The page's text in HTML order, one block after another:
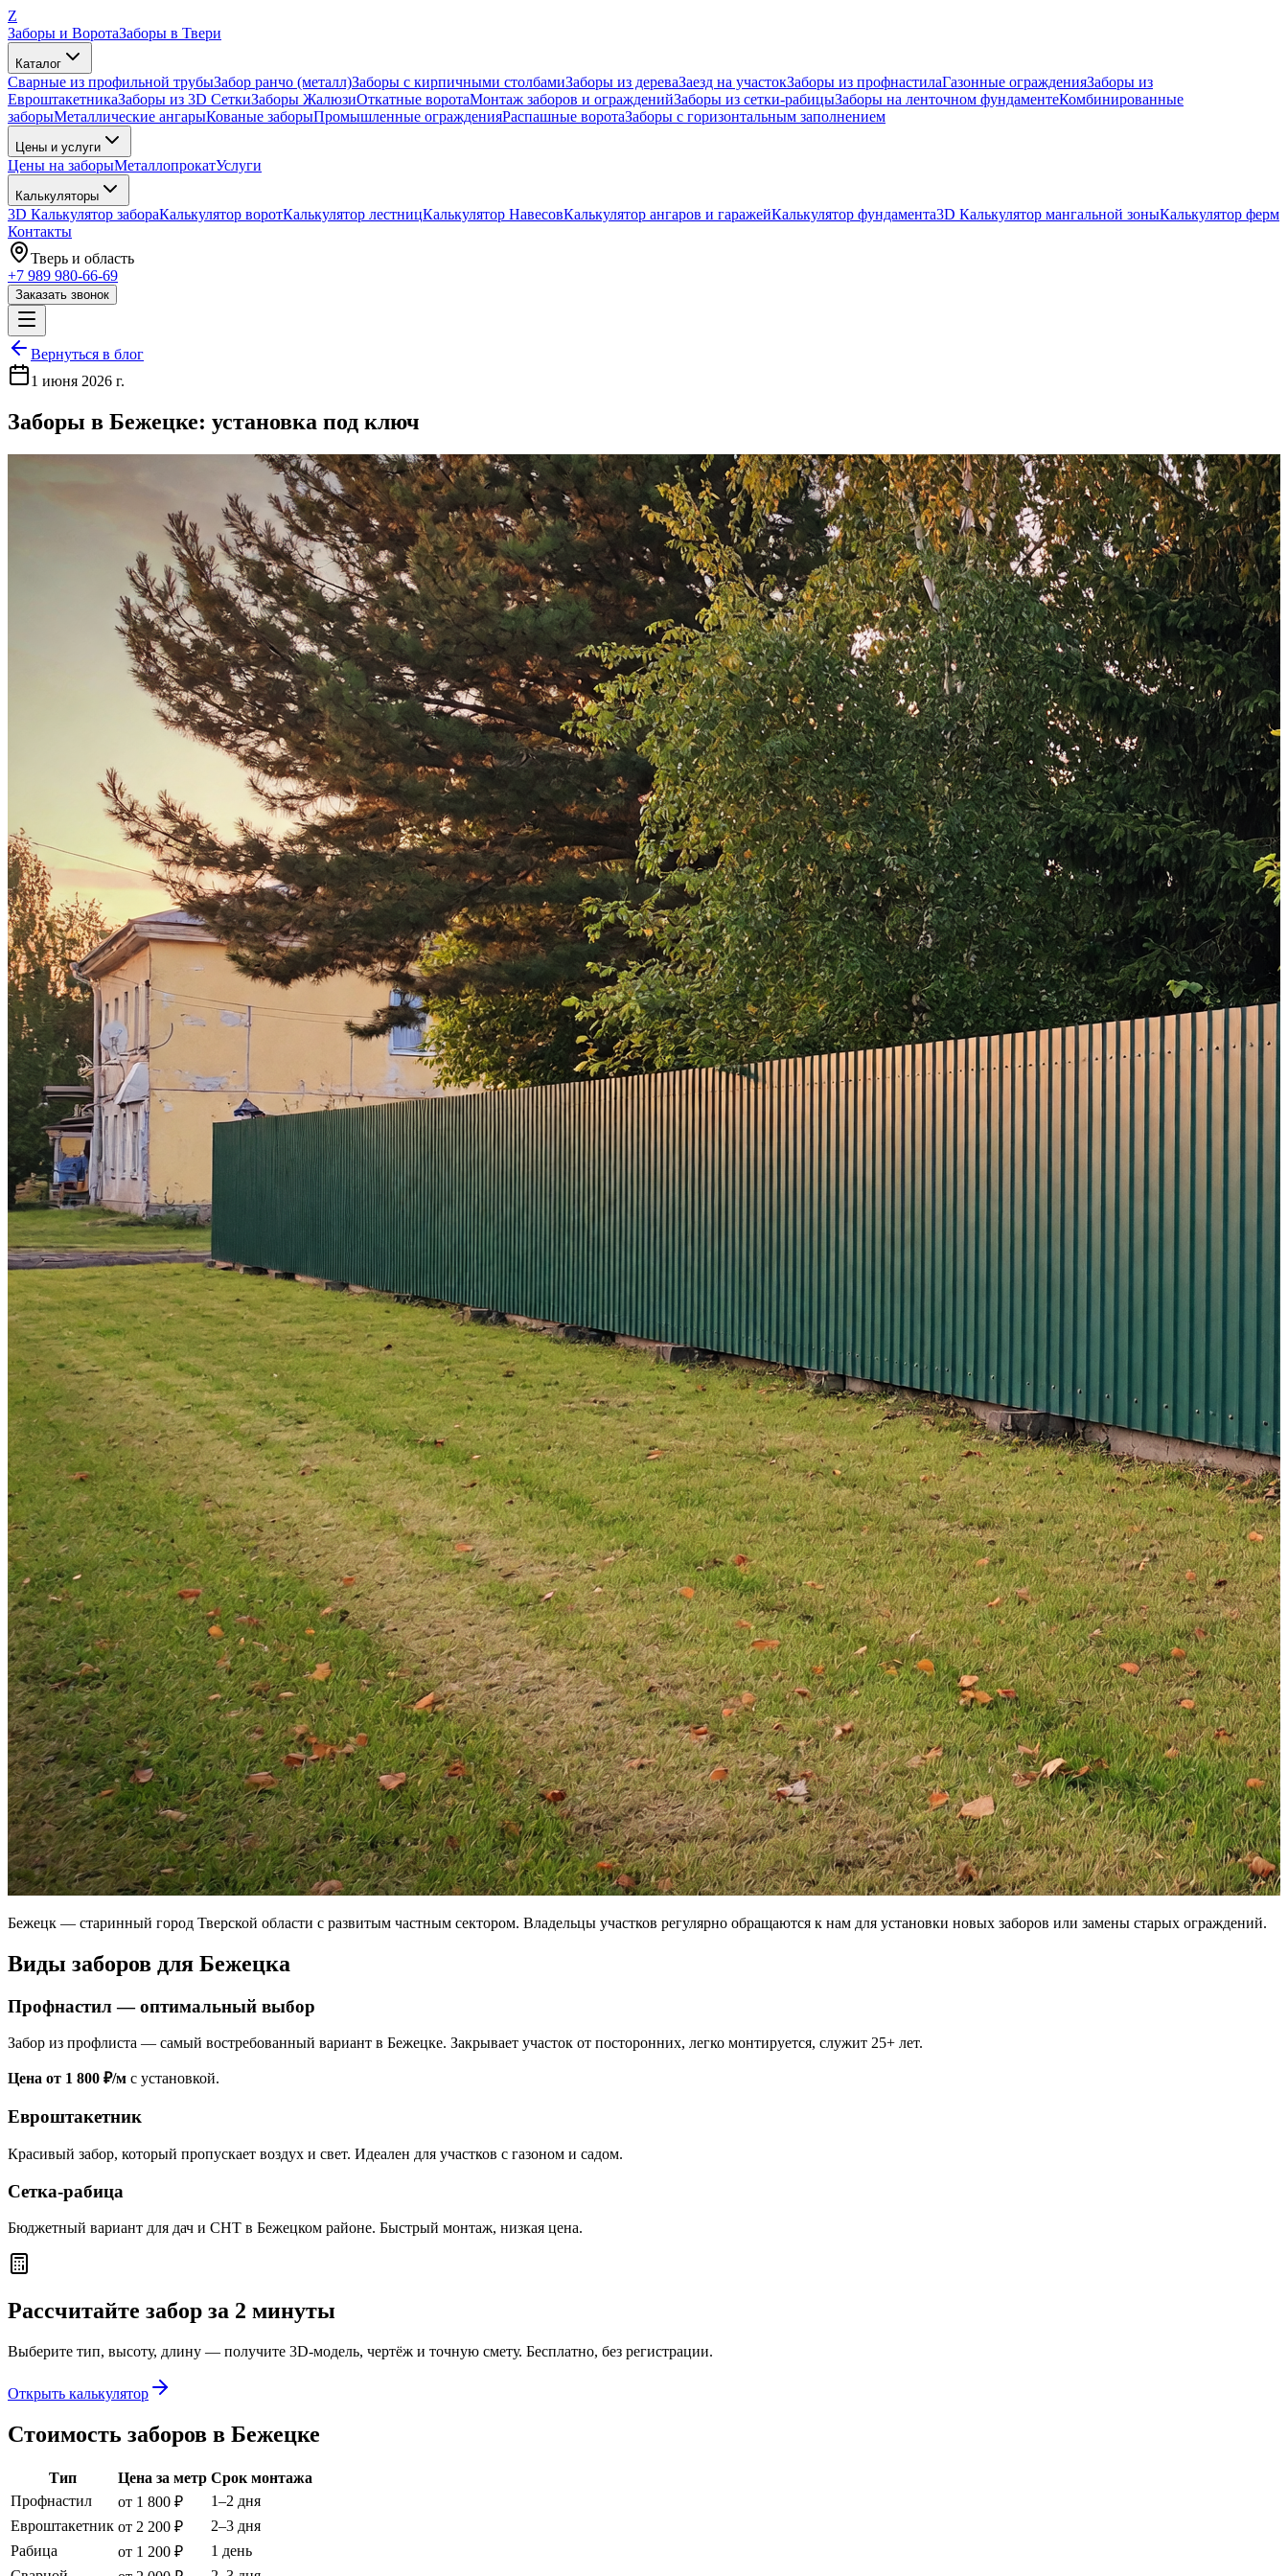
Z
Заборы и ВоротаЗаборы в Твери
Каталог
Сварные из профильной трубыЗабор ранчо (металл)Заборы с кирпичными столбамиЗаборы из дереваЗаезд на участокЗаборы из профнастилаГазонные огражденияЗаборы из
ЕвроштакетникаЗаборы из 3D СеткиЗаборы ЖалюзиОткатные воротаМонтаж заборов и огражденийЗаборы из сетки-рабицыЗаборы на ленточном фундаментеКомбинированные
заборыМеталлические ангарыКованые заборыПромышленные огражденияРаспашные воротаЗаборы с горизонтальным заполнением
Цены и услуги
Цены на заборыМеталлопрокатУслуги
Калькуляторы
3D Калькулятор забораКалькулятор воротКалькулятор лестницКалькулятор НавесовКалькулятор ангаров и гаражейКалькулятор фундамента3D Калькулятор мангальной зоныКалькулятор ферм
Контакты
Тверь и область
+7 989 980-66-69
Заказать звонок
Вернуться в блог
1 июня 2026 г.
Заборы в Бежецке: установка под ключ
Бежецк — старинный город Тверской области с развитым частным сектором. Владельцы участков регулярно обращаются к нам для установки новых заборов или замены старых ограждений.
Виды заборов для Бежецка
Профнастил — оптимальный выбор
Забор из профлиста — самый востребованный вариант в Бежецке. Закрывает участок от посторонних, легко монтируется, служит 25+ лет.
Цена от 1 800 ₽/м с установкой.
Евроштакетник
Красивый забор, который пропускает воздух и свет. Идеален для участков с газоном и садом.
Сетка-рабица
Бюджетный вариант для дач и СНТ в Бежецком районе. Быстрый монтаж, низкая цена.
Рассчитайте забор за 2 минуты
Выберите тип, высоту, длину — получите 3D-модель, чертёж и точную смету. Бесплатно, без регистрации.
Открыть калькулятор
Стоимость заборов в Бежецке
Тип Цена за метр Срок монтажа
Профнастил
от 1 800 ₽
1–2 дня
Евроштакетник от 2 200 ₽
2–3 дня
Рабица
от 1 200 ₽
1 день